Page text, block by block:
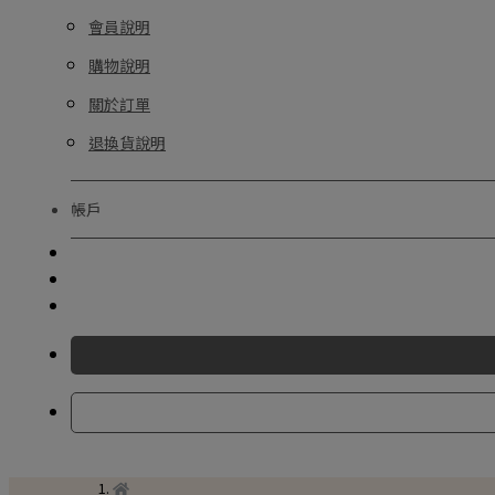
會員說明
購物說明
關於訂單
退換貨說明
帳戶